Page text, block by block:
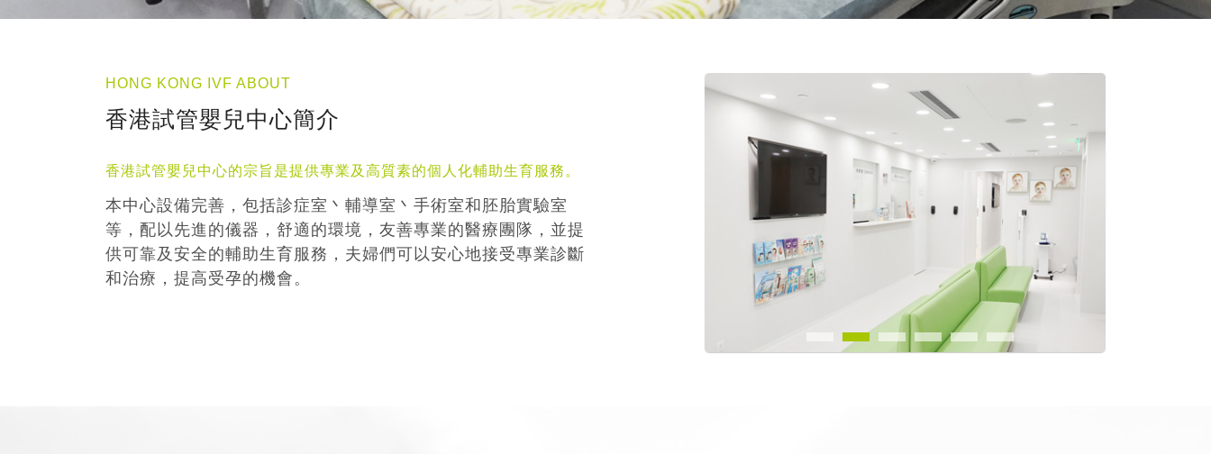
HONG KONG IVF ABOUT
香港試管嬰兒中心簡介
香港試管嬰兒中心的宗旨是提供專業及高質素的個人化輔助生育服務。
本中心設備完善，包括診症室丶輔導室丶手術室和胚胎實驗室
等，配以先進的儀器，舒適的環境，友善專業的醫療團隊，並提
供可靠及安全的輔助生育服務，夫婦們可以安心地接受專業診斷
和治療，提高受孕的機會。